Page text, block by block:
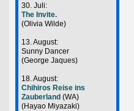
30. Juli:
The Invite.
(Olivia Wilde)
13. August:
Sunny Dancer
(George Jaques)
18. August:
Chihiros Reise ins
Zauberland (WA)
(Hayao Miyazaki)